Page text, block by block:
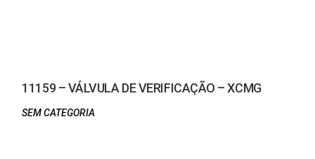
11159 – VÁLVULA DE VERIFICAÇÃO – XCMG
SEM CATEGORIA